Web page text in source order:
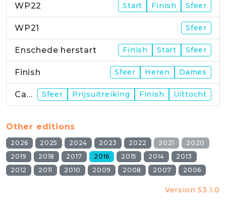
WP22 Start Finish Sfeer
WP21 Sfeer
Enschede herstart Finish Start Sfeer
Finish Sfeer Heren Dames
Campus Sfeer Prijsuitreiking Finish Uittocht
Other editions
2026 2025 2024 2023 2022 2021
2020
2019
2018 2017 2016 2015 2014
2013
2012
2011 2010 2009 2008 2007 2006
Version 53.1.0